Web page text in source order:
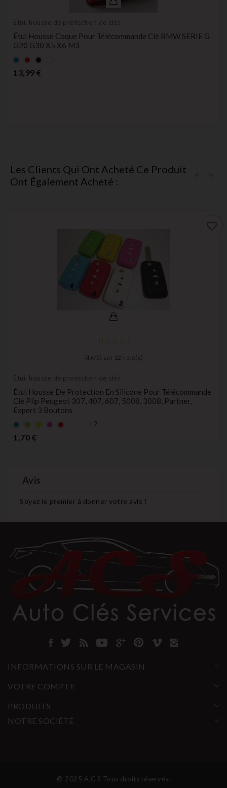
Étui, housse de protection de clés
Étui Housse Coque Pour Télécommande Clé BMW SERIE G
G20 G30 X5 X6 M3
BleurougeNoir
13,99 €
Les Clients Qui Ont Acheté Ce Produit
Ont Également Acheté :
(4,4 / 5) sur 22 note(s)
Étui, housse de protection de clés
Étui Housse De Protection En Silicone Pour Télécommande
Clé Plip Peugeot 307, 407, 607, 5008, 3008, Partner,
Expert 3 Boutons
BleuVertJauneroserouge +2
1,70 €
Avis
Soyez le premier à donner votre avis !
INFORMATIONS SUR LE MAGASIN
VOTRE COMPTE
PRODUITS
NOTRE SOCIÉTÉ
© 2025 A.C.S Tous droits réservés.